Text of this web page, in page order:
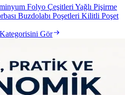
Folyo Çeşitleri Yağlı Pişirme
Buzdolabı Poşetleri Kilitli Poşet
Gör